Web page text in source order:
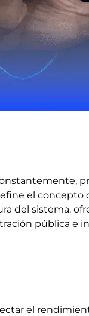
el concepto
del sistema,
pública e
el